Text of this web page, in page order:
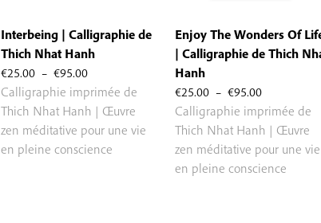
€25.00 – €95.00Plage
de
prix :
€25.00
à
Interbeing | Calligraphie de
Thich Nhat Hanh
Calligraphie imprimée de
Thich Nhat Hanh | Œuvre
zen méditative pour une vie
en pleine conscience
€25.00 – €95.00Plage
de
prix :
€25.00
à
Enjoy The Wonders Of
| Calligraphie de Thich
Hanh
Calligraphie imprimée de
Thich Nhat Hanh | Œuvre
zen méditative pour une vie
en pleine conscience